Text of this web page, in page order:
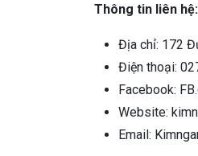
Thông tin liên hệ:
Địa chỉ: 172
Điện thoại:
Facebook:
Website:
Email: